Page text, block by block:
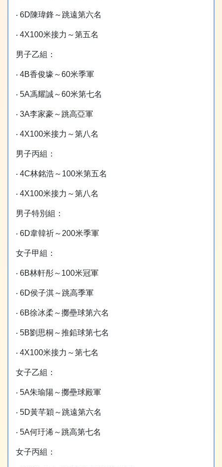
‧ 6D陳瑋鋒～跳遠第六名
‧ 4X100米接力～第五名
男子乙組：
‧ 4B香俊壕～60米季軍
‧ 5A馮耀誠～60米第七名
‧ 3A李家豪～跳高亞軍
‧ 4X100米接力～第八名
男子丙組：
‧ 4C林銘浩～100米第五名
‧ 4X100米接力～第八名
男子特別組：
‧ 6D韋韓祈～200米季軍
女子甲組：
‧ 6B林軒彤～100米冠軍
‧ 6D侯子淇～跳高季軍
‧ 6B徐冰柔～擲壘球第六名
‧ 5B劉思桐～推鉛球第七名
‧ 4X100米接力～第七名
女子乙組：
‧ 5A朱瑜陽～擲壘球殿軍
‧ 5D黃芊穎～跳遠第六名
‧ 5A何玗浠～跳高第七名
女子丙組：